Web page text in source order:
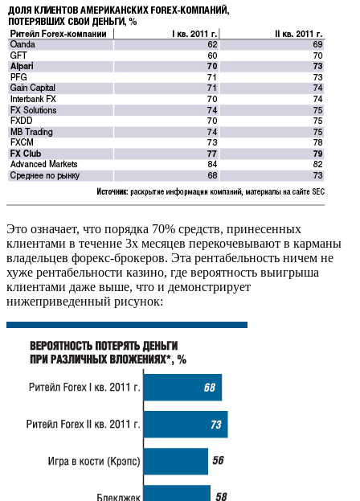
Это означает, что порядка 70% средств, принесенных
клиентами в течение 3х месяцев перекочевывают в карманы
владельцев форекс-брокеров. Эта рентабельность ничем не
хуже рентабельности казино, где вероятность выигрыша
клиентами даже выше, что и демонстрирует
нижеприведенный рисунок: